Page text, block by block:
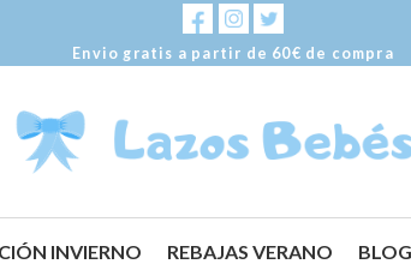
Envio gratis a partir de 60€ de compra
INVIERNO REBAJAS VERANO BLOG